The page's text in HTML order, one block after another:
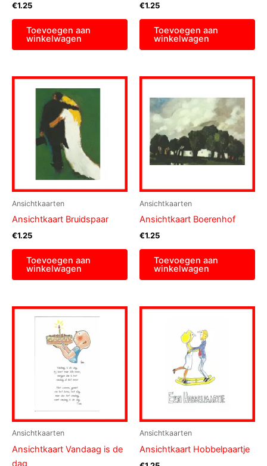
€1.25
Toevoegen aan
winkelwagen
€1.25
Toevoegen aan
winkelwagen
Ansichtkaarten
Ansichtkaart Bruidspaar
€1.25
Toevoegen aan
winkelwagen
Ansichtkaarten
Ansichtkaart Boerenhof
€1.25
Toevoegen aan
winkelwagen
Ansichtkaarten
Ansichtkaart Vandaag is de
dag
Ansichtkaarten
Ansichtkaart Hobbelpaartje